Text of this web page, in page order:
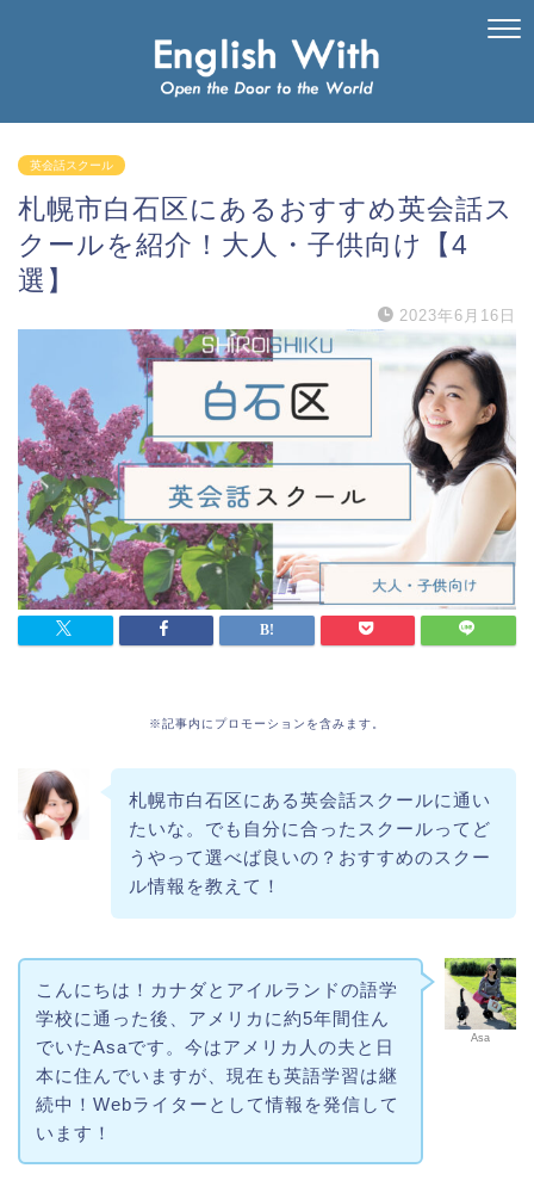
英会話スクール
札幌市白石区にあるおすすめ英会話ス
クールを紹介！大人・子供向け【4
選】
2023年6月16日
※記事内にプロモーションを含みます。
札幌市白石区にある英会話スクールに通い
たいな。でも自分に合ったスクールってど
うやって選べば良いの？おすすめのスクー
ル情報を教えて！
Asa
こんにちは！カナダとアイルランドの語学
学校に通った後、アメリカに約5年間住ん
でいたAsaです。今はアメリカ人の夫と日
本に住んでいますが、現在も英語学習は継
続中！Webライターとして情報を発信して
います！